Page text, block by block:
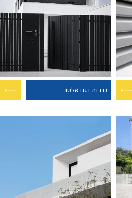
גדרות דגם אלטו